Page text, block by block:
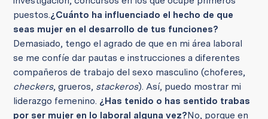
puestos.¿Cuánto ha influenciado el hecho de que
seas mujer en el desarrollo de tus funciones?
Demasiado, tengo el agrado de que en mi área laboral
se me confíe dar pautas e instrucciones a diferentes
compañeros de trabajo del sexo masculino (choferes,
checkers, grueros, stackeros). Así, puedo mostrar mi
liderazgo femenino. ¿Has tenido o has sentido trabas
por ser mujer en lo laboral alguna vez?No, porque en